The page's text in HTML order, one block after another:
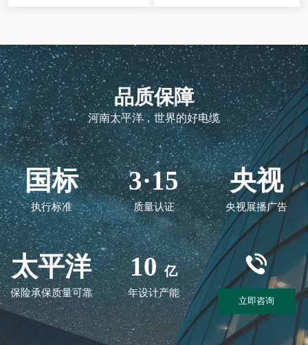
品质保障
河南太平洋，世界的好电缆
国标
执行标准
3·15
质量认证
央视
央视展播广告
太平洋
保险承保质量可靠
10 亿
年设计产能
立即咨询